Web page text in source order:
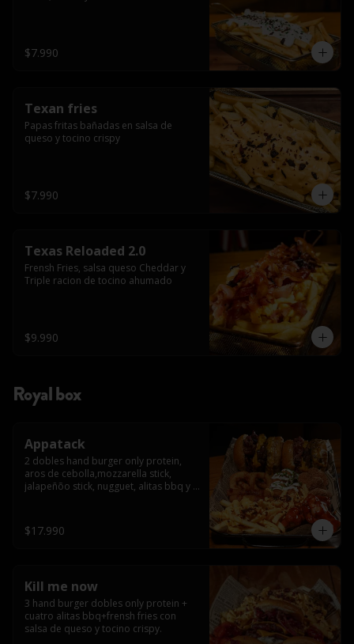
$7.990
Texan fries
Papas fritas bañadas en salsa de
queso y tocino crispy
$7.990
Texas Reloaded 2.0
Frensh Fries, salsa queso Cheddar y
Triple racion de tocino ahumado
$9.990
Royal box
Appatack
2 dobles hand burger only protein,
aros de cebolla,mozzarella stick,
jalapeñõo stick, nugguet, alitas bbq y
$17.990
Kill me now
3 hand burger dobles only protein +
cuatro alitas bbq+frensh fries con
salsa de queso y tocino crispy.